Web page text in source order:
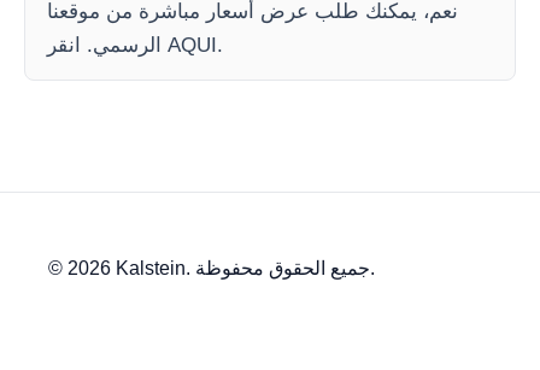
نعم، يمكنك طلب عرض أسعار مباشرة من موقعنا
الرسمي. انقر AQUI.
© 2026 Kalstein. جميع الحقوق محفوظة.